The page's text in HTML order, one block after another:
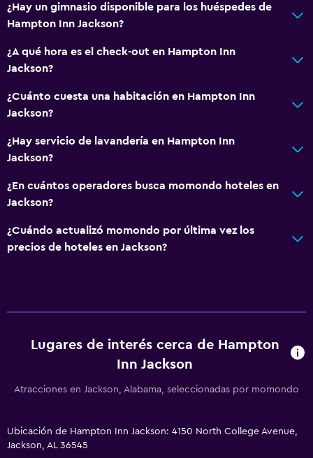
Lavandería
Servicios de lavandería/tintorería
Salud y seguridad
Limpieza diaria
Caja fuerte
Botiquín de primeros auxilios
Piscina y spa
Bañera de hidromasaje
Teléfono
Estacionamiento y transporte
¿Hay un gimnasio disponible para los huéspedes de
Hampton Inn Jackson?
¿A qué hora es el check-out en Hampton Inn
Jackson?
¿Cuánto cuesta una habitación en Hampton Inn
Jackson?
¿Hay servicio de lavandería en Hampton Inn
Jackson?
¿En cuántos operadores busca momondo hoteles en
Jackson?
¿Cuándo actualizó momondo por última vez los
precios de hoteles en Jackson?
Lugares de interés cerca de Hampton
Inn Jackson
Atracciones en Jackson, Alabama, seleccionadas por momondo
Ubicación de Hampton Inn Jackson: 4150 North College Avenue,
Jackson, AL 36545